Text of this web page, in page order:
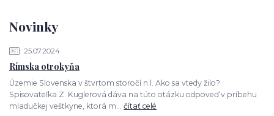
Novinky
25.07.2024
Rímska otrokyňa
Územie Slovenska v štvrtom storočí n.l. Ako sa vtedy žilo?
Spisovateľka Z. Kuglerová dáva na túto otázku odpoveď v príbehu
mladučkej veštkyne, ktorá m... čítať celé